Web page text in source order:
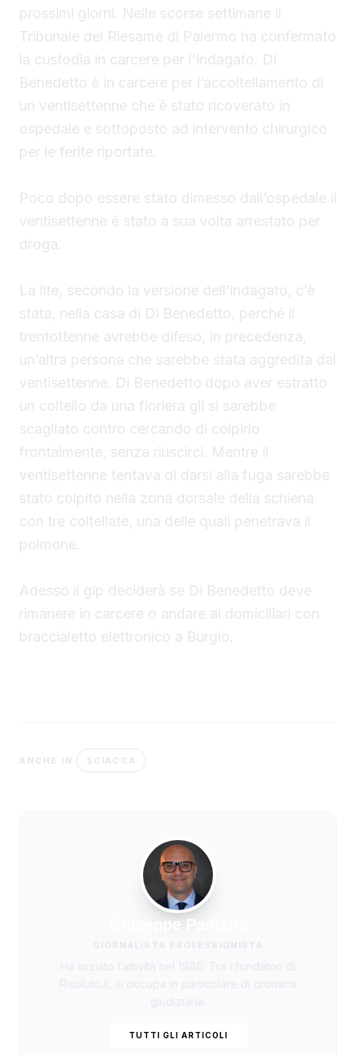
prossimi giorni. Nelle scorse settimane il
Tribunale del Riesame di Palermo ha confermato
la custodia in carcere per l'indagato. Di
Benedetto è in carcere per l’accoltellamento di
un ventisettenne che è stato ricoverato in
ospedale e sottoposto ad intervento chirurgico
per le ferite riportate.
Poco dopo essere stato dimesso dall’ospedale il
ventisettenne è stato a sua volta arrestato per
droga.
La lite, secondo la versione dell’indagato, c’è
stata, nella casa di Di Benedetto, perché il
trentottenne avrebbe difeso, in precedenza,
un’altra persona che sarebbe stata aggredita dal
ventisettenne. Di Benedetto dopo aver estratto
un coltello da una fioriera gli si sarebbe
scagliato contro cercando di colpirlo
frontalmente, senza riuscirci. Mentre il
ventisettenne tentava di darsi alla fuga sarebbe
stato colpito nella zona dorsale della schiena
con tre coltellate, una delle quali penetrava il
polmone.
Adesso il gip deciderà se Di Benedetto deve
rimanere in carcere o andare ai domiciliari con
braccialetto elettronico a Burgio.
ANCHE IN SCIACCA
Giuseppe Pantano
TUTTI GLI ARTICOLI